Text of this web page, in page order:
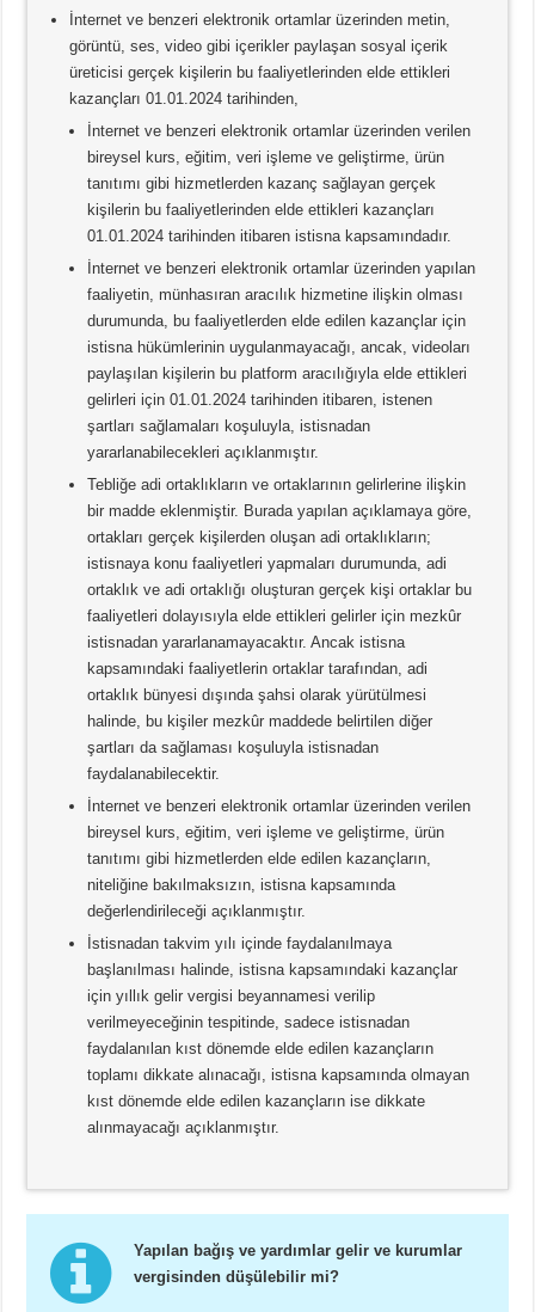
İnternet ve benzeri elektronik ortamlar üzerinden metin,
görüntü, ses, video gibi içerikler paylaşan sosyal içerik
üreticisi gerçek kişilerin bu faaliyetlerinden elde ettikleri
kazançları 01.01.2024 tarihinden,
İnternet ve benzeri elektronik ortamlar üzerinden verilen
bireysel kurs, eğitim, veri işleme ve geliştirme, ürün
tanıtımı gibi hizmetlerden kazanç sağlayan gerçek
kişilerin bu faaliyetlerinden elde ettikleri kazançları
01.01.2024 tarihinden itibaren istisna kapsamındadır.
İnternet ve benzeri elektronik ortamlar üzerinden yapılan
faaliyetin, münhasıran aracılık hizmetine ilişkin olması
durumunda, bu faaliyetlerden elde edilen kazançlar için
istisna hükümlerinin uygulanmayacağı, ancak, videoları
paylaşılan kişilerin bu platform aracılığıyla elde ettikleri
gelirleri için 01.01.2024 tarihinden itibaren, istenen
şartları sağlamaları koşuluyla, istisnadan
yararlanabilecekleri açıklanmıştır.
Tebliğe adi ortaklıkların ve ortaklarının gelirlerine ilişkin
bir madde eklenmiştir. Burada yapılan açıklamaya göre,
ortakları gerçek kişilerden oluşan adi ortaklıkların;
istisnaya konu faaliyetleri yapmaları durumunda, adi
ortaklık ve adi ortaklığı oluşturan gerçek kişi ortaklar bu
faaliyetleri dolayısıyla elde ettikleri gelirler için mezkûr
istisnadan yararlanamayacaktır. Ancak istisna
kapsamındaki faaliyetlerin ortaklar tarafından, adi
ortaklık bünyesi dışında şahsi olarak yürütülmesi
halinde, bu kişiler mezkûr maddede belirtilen diğer
şartları da sağlaması koşuluyla istisnadan
faydalanabilecektir.
İnternet ve benzeri elektronik ortamlar üzerinden verilen
bireysel kurs, eğitim, veri işleme ve geliştirme, ürün
tanıtımı gibi hizmetlerden elde edilen kazançların,
niteliğine bakılmaksızın, istisna kapsamında
değerlendirileceği açıklanmıştır.
İstisnadan takvim yılı içinde faydalanılmaya
başlanılması halinde, istisna kapsamındaki kazançlar
için yıllık gelir vergisi beyannamesi verilip
verilmeyeceğinin tespitinde, sadece istisnadan
faydalanılan kıst dönemde elde edilen kazançların
toplamı dikkate alınacağı, istisna kapsamında olmayan
kıst dönemde elde edilen kazançların ise dikkate
alınmayacağı açıklanmıştır.
Yapılan bağış ve yardımlar gelir ve kurumlar
vergisinden düşülebilir mi?